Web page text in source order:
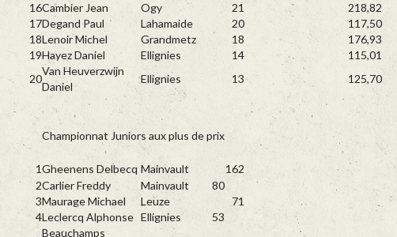
16Cambier Jean Ogy 21 218,82
17Degand Paul Lahamaide 20 117,50
18Lenoir Michel Grandmetz 18 176,93
19Hayez Daniel Ellignies 14 115,01
20
Van Heuverzwijn
Daniel
Ellignies 13 125,70
Championnat Juniors aux plus de prix
1Gheenens Delbecq Mainvault
162
2Carlier Freddy Mainvault
80
3Maurage Michael Leuze
71
4Leclercq Alphonse Ellignies
53
Beauchamps